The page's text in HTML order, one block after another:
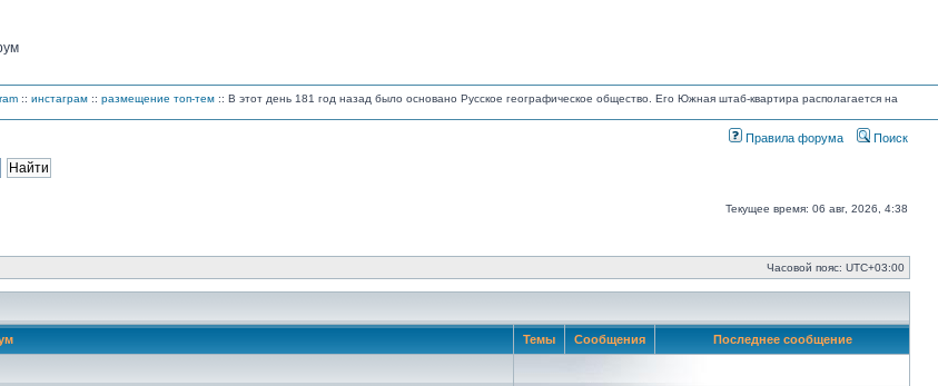
:: инстаграм :: размещение топ-тем :: В этот день 181 год назад было основано Русское географическое общество. Его Южная штаб-квартира располагается на
Правила форума Поиск
Текущее время: 06 авг, 2026, 4:38
Часовой пояс: UTC+03:00
Темы Сообщения Последнее сообщение